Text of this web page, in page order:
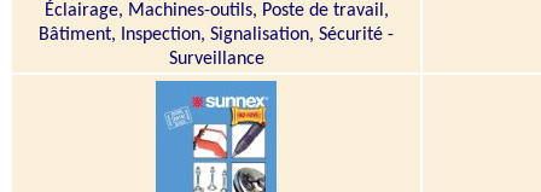
Éclairage, Machines-outils, Poste de travail,
Bâtiment, Inspection, Signalisation, Sécurité -
Surveillance